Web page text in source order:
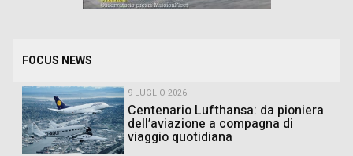
FOCUS NEWS
9 LUGLIO 2026
Centenario Lufthansa: da pioniera
dell’aviazione a compagna di
viaggio quotidiana